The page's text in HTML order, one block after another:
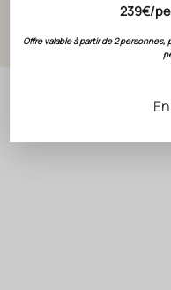
239€/
Offre valable à partir de 2